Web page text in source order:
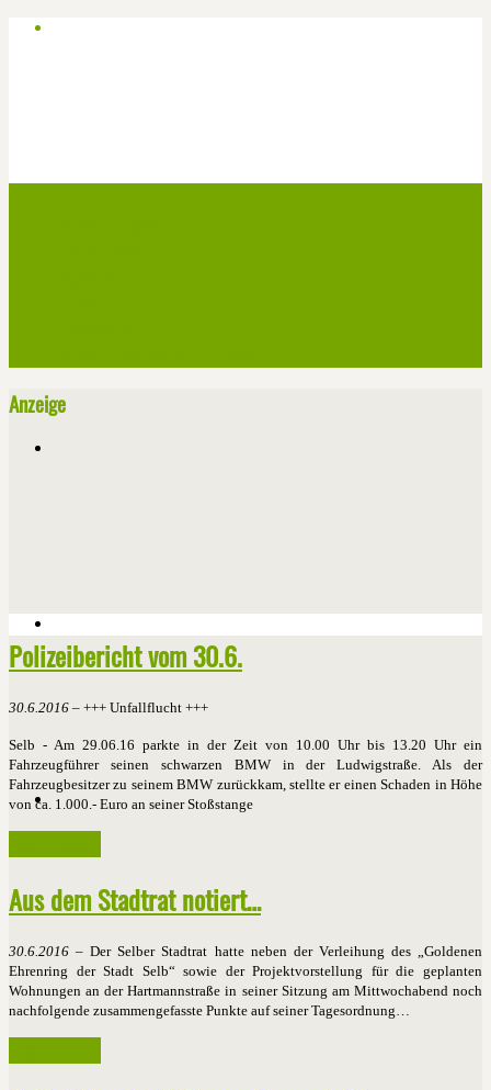
Anzeige
Polizeibericht vom 30.6.
30.6.2016 – +++ Unfallflucht +++
Selb - Am 29.06.16 parkte in der Zeit von 10.00 Uhr bis 13.20 Uhr ein
Fahrzeugführer seinen schwarzen BMW in der Ludwigstraße. Als der
Fahrzeugbesitzer zu seinem BMW zurückkam, stellte er einen Schaden in Höhe
von ca. 1.000.- Euro an seiner Stoßstange
Aus dem Stadtrat notiert…
30.6.2016 – Der Selber Stadtrat hatte neben der Verleihung des „Goldenen
Ehrenring der Stadt Selb“ sowie der Projektvorstellung für die geplanten
Wohnungen an der Hartmannstraße in seiner Sitzung am Mittwochabend noch
nachfolgende zusammengefasste Punkte auf seiner Tagesordnung…